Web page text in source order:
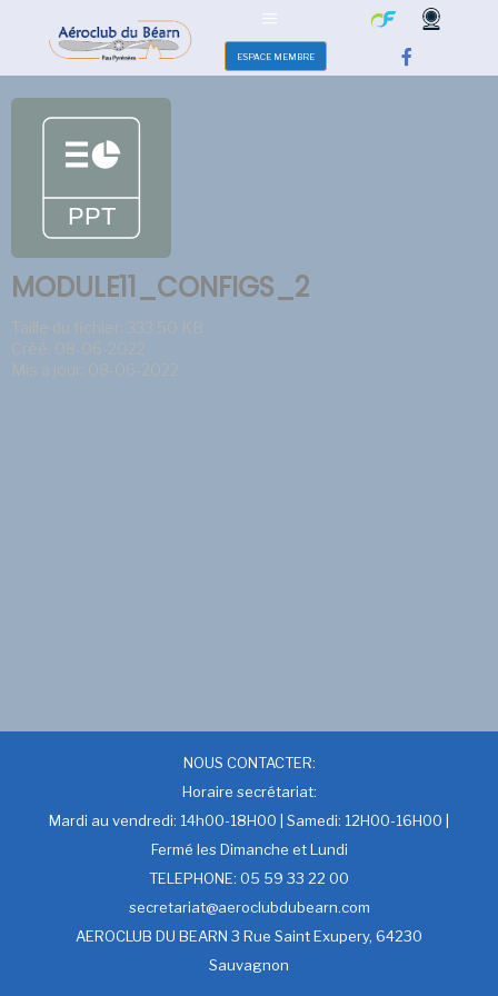
ESPACE MEMBRE
MODULE11_CONFIGS_2
Taille du fichier: 333.50 KB
Créé: 08-06-2022
Mis à jour: 08-06-2022
NOUS CONTACTER:
Horaire secrétariat:
Mardi au vendredi: 14h00-18H00 | Samedi: 12H00-16H00 |
Fermé les Dimanche et Lundi
TELEPHONE: 05 59 33 22 00
secretariat@aeroclubdubearn.com
AEROCLUB DU BEARN 3 Rue Saint Exupery, 64230
Sauvagnon